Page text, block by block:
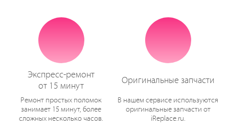
Экспресс-ремонт
от 15 минут
Ремонт простых поломок
занимает 15 минут, более
сложных несколько часов.
Оригинальные запчасти
В нашем сервисе используются
оригинальные запчасти от
iReplace.ru.